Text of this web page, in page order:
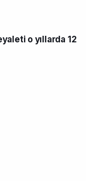
o yıllar­da 12